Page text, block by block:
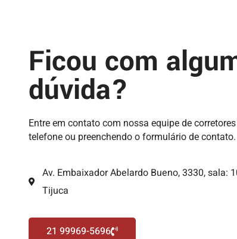
Ficou com
dúvida?
Entre em contato com nossa equipe de
telefone ou preenchendo o formulário de contato.
Av. Embaixador Abelardo Bueno, 3330, sala:
Tijuca
21 99969-5696